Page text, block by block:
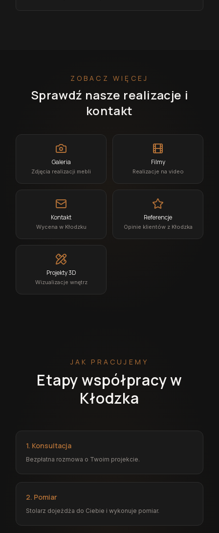
ZOBACZ WIĘCEJ
Sprawdź nasze realizacje i
kontakt
Galeria
Zdjęcia realizacji mebli
Filmy
Realizacje na video
Kontakt
Wycena w Kłodzku
Referencje
Opinie klientów z Kłodzka
Projekty 3D
Wizualizacje wnętrz
JAK PRACUJEMY
Etapy współpracy w
Kłodzka
1. Konsultacja
Bezpłatna rozmowa o Twoim projekcie.
2. Pomiar
Stolarz dojeżdża do Ciebie i wykonuje pomiar.